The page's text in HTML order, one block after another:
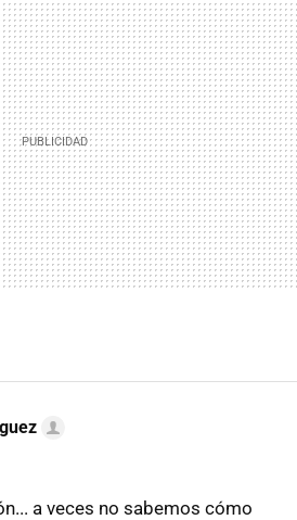
MAIL
a veces no sabemos cómo